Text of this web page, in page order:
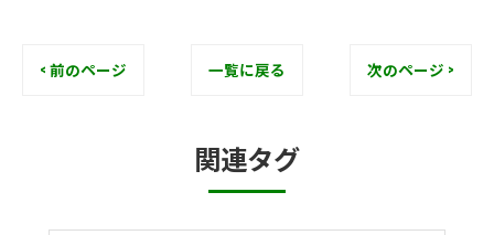
< 前のページ 一覧に戻る 次のページ >
関連タグ